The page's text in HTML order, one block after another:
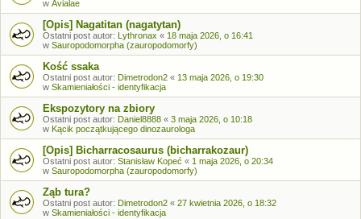
w Avialae
[Opis] Nagatitan (nagatytan)
Ostatni post autor: Lythronax « 18 maja 2026, o 16:41
w Sauropodomorpha (zauropodomorfy)
Kość ssaka
Ostatni post autor: Dimetrodon2 « 13 maja 2026, o 19:30
w Skamieniałości - identyfikacja
Ekspozytory na zbiory
Ostatni post autor: Daniel8888 « 3 maja 2026, o 10:18
w Kącik początkującego dinozaurologa
[Opis] Bicharracosaurus (bicharrakozaur)
Ostatni post autor: Stanisław Kopeć « 1 maja 2026, o 20:34
w Sauropodomorpha (zauropodomorfy)
Ząb tura?
Ostatni post autor: Dimetrodon2 « 27 kwietnia 2026, o 18:32
w Skamieniałości - identyfikacja